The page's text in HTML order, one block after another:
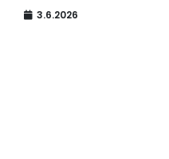
3.6.2026